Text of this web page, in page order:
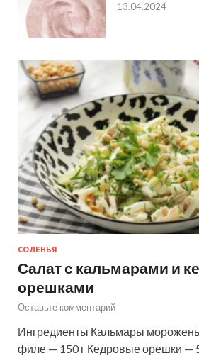
13.04.2024
СОЛЕНЬЯ
Салат с кальмарами и
орешками
Оставьте комментарий
Ингредиенты Кальмары
филе — 150 г Кедровые орешки —